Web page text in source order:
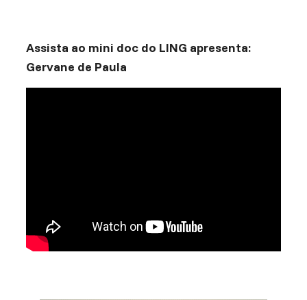
Assista ao mini doc do LING apresenta:
Gervane de Paula